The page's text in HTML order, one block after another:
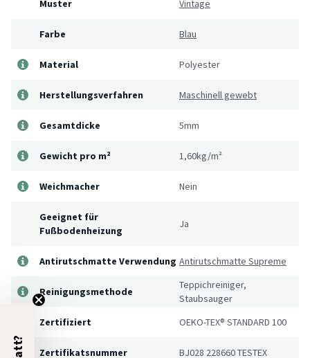
Muster Vintage
Farbe Blau
Material Polyester
Herstellungsverfahren Maschinell gewebt
Gesamtdicke 5mm
Gewicht pro m² 1,60kg/m²
Weichmacher Nein
Geeignet für
Fußbodenheizung
Ja
Antirutschmatte Verwendung Antirutschmatte Supreme
Reinigungsmethode
Teppichreiniger,
Staubsauger
Zertifiziert
OEKO-TEX® STANDARD 100
Zertifikatsnummer BJ028 228660 TESTEX